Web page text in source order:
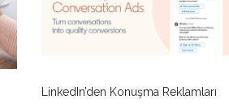
LinkedIn’den Konuşma Reklamları